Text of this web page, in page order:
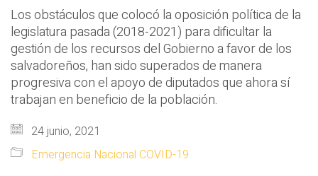
Los obstáculos que colocó la oposición política de la
legislatura pasada (2018-2021) para dificultar la
gestión de los recursos del Gobierno a favor de los
salvadoreños, han sido superados de manera
progresiva con el apoyo de diputados que ahora sí
trabajan en beneficio de la población.
24 junio, 2021
Emergencia Nacional COVID-19